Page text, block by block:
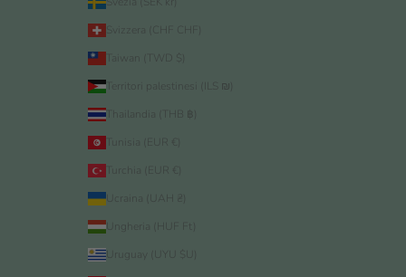
Svizzera (CHF CHF)
Taiwan (TWD $)
Territori palestinesi (ILS ₪)
Thailandia (THB ฿)
Tunisia (EUR €)
Turchia (EUR €)
Ucraina (UAH ₴)
Ungheria (HUF Ft)
Uruguay (UYU $U)